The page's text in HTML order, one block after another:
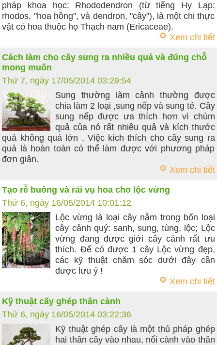
pháp khoa học: Rhododendron (từ tiếng Hy Lạp:
rhodos, "hoa hồng", và dendron, "cây"), là một chi thực
vật có hoa thuộc họ Thạch nam (Ericaceae).
Xem chi tiết
Cách làm cho cây sung ra nhiều quả và đúng chỗ
mong muốn
Thứ 7, ngày 17/05/2014 03:29:54
Sung thường làm cảnh thường được
chia làm 2 loại ,sung nếp và sung tẻ. Cây
sung nếp được ưa thích hơn vì chùm
quả của nó rất nhiều quả và kích thước
quả không quá lớn . Việc kích thích cho cây sung ra
quả là hoàn toàn có thể làm được với phương pháp
đơn giản.
Xem chi tiết
Tạo rễ buông và rải vụ hoa cho lộc vừng
Thứ 6, ngày 16/05/2014 10:01:12
Lộc vừng là loại cây nằm trong bốn loại
cây cảnh quý: sanh, sung, tùng, lộc; Lộc
vừng đang được giới cây cảnh rất ưu
thích. Để có được 1 cây Lộc vừng đẹp,
các kỹ thuật chăm sóc dưới đây cần
được lưu ý !
Xem chi tiết
Kỹ thuật cấy ghép thân cành
Thứ 6, ngày 16/05/2014 03:22:36
Kỹ thuật ghép cây là một thủ pháp ghép
hai thân cây vào nhau, nối cành vào thân